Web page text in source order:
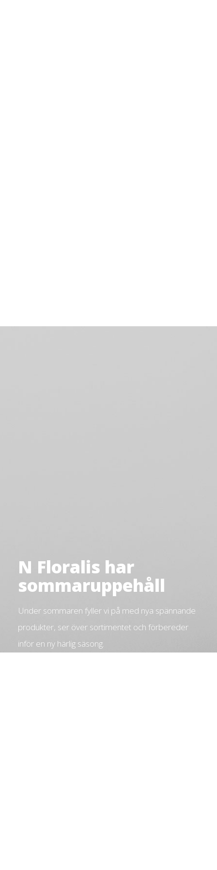
N Floralis har
sommaruppehåll
Under sommaren fyller vi på med nya spännande
produkter, ser över sortimentet och förbereder
inför en ny härlig säsong.